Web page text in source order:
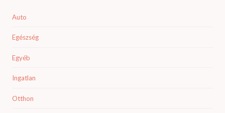
Auto
Egészség
Egyéb
Ingatlan
Otthon